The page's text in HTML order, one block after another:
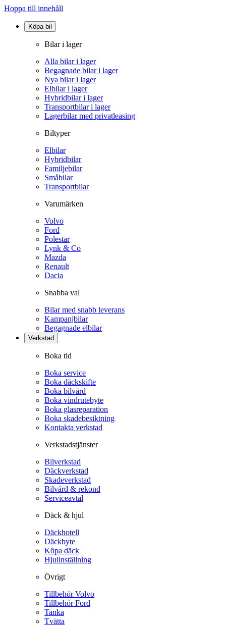
Hoppa till innehåll
Köpa bil
Bilar i lager
Alla bilar i lager
Begagnade bilar i lager
Nya bilar i lager
Elbilar i lager
Hybridbilar i lager
Transportbilar i lager
Lagerbilar med privatleasing
Biltyper
Elbilar
Hybridbilar
Familjebilar
Småbilar
Transportbilar
Varumärken
Volvo
Ford
Polestar
Lynk & Co
Mazda
Renault
Dacia
Snabba val
Bilar med snabb leverans
Kampanjbilar
Begagnade elbilar
Verkstad
Boka tid
Boka service
Boka däckskifte
Boka bilvård
Boka vindrutebyte
Boka glasreparation
Boka skadebesiktning
Kontakta verkstad
Verkstadstjänster
Bilverkstad
Däckverkstad
Skadeverkstad
Bilvård & rekond
Serviceavtal
Däck & hjul
Däckhotell
Däckbyte
Köpa däck
Hjulinställning
Övrigt
Tillbehör Volvo
Tillbehör Ford
Tanka
Tvätta